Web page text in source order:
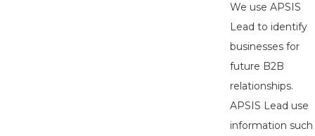
We use APSIS
Lead to identify
businesses for
future B2B
relationships.
APSIS Lead use
information such